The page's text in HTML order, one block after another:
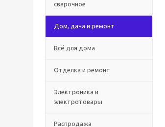
сварочное
Дом, дача и ремонт
Всё для дома
Отделка и ремонт
Электроника и
электротовары
Распродажа